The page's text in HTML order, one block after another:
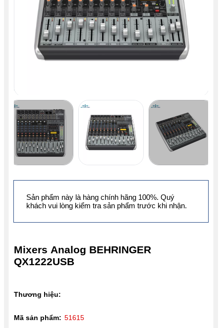
Mixers Analog BEHRINGER
QX1222USB
Thương hiệu:
Mã sản phẩm: 51615
Sản phẩm này là hàng chính hãng 100%. Quý
khách vui lòng kiểm tra sản phẩm trước khi nhận.